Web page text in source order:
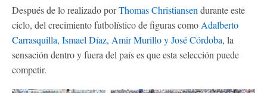
Después de lo realizado porThomas Christiansen durante este
ciclo, del crecimiento futbolístico de figuras como Adalberto
Carrasquilla, Ismael Díaz, Amir Murillo y José Córdoba, la
sensación dentro y fuera del país es que esta selección puede
competir.